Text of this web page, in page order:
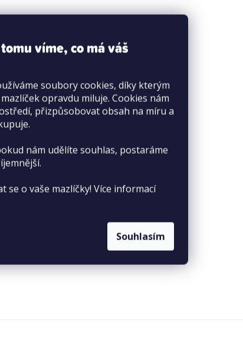
víme, co má váš
soubory cookies, díky kterým
opravdu miluje. Cookies nám
přizpůsobovat obsah na míru a
nám udělíte souhlas, postaráme
se o vaše mazlíčky! Více informací
Souhlasím